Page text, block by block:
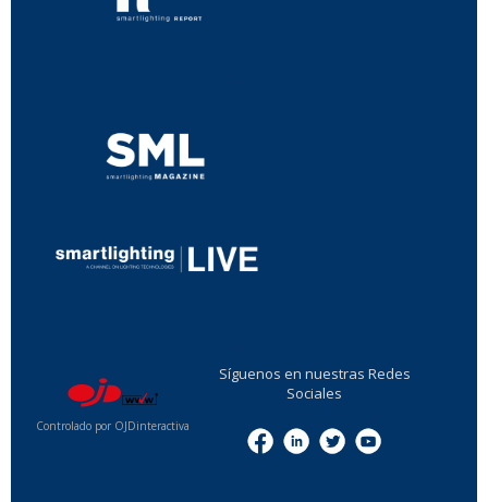
Controlado por OJDinteractiva
Síguenos en nuestras Redes
Sociales